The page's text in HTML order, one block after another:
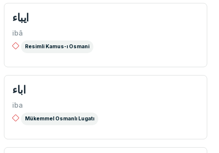
ايباء
ibâ
Resimli Kamus-ı Osmani
اباء
iba
Mükemmel Osmanlı Lugatı